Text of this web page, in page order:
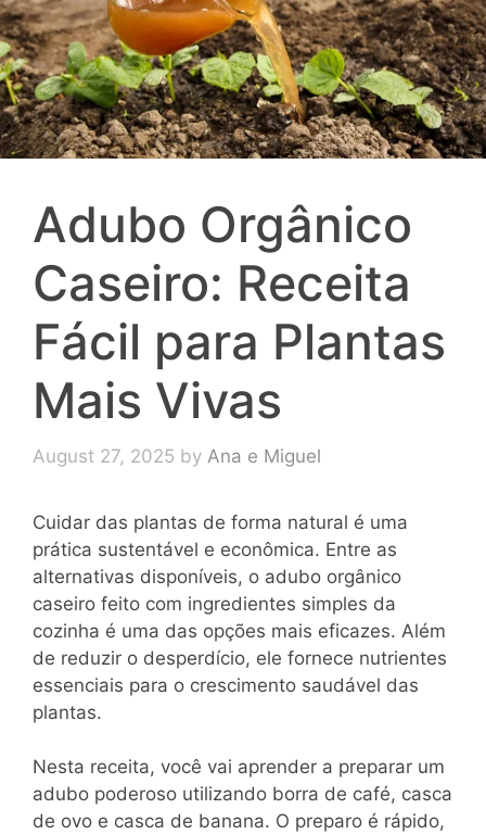
Adubo Orgânico
Caseiro: Receita
Fácil para Plantas
Mais Vivas
August 27, 2025 by Ana e Miguel
Cuidar das plantas de forma natural é uma
prática sustentável e econômica. Entre as
alternativas disponíveis, o adubo orgânico
caseiro feito com ingredientes simples da
cozinha é uma das opções mais eficazes. Além
de reduzir o desperdício, ele fornece nutrientes
essenciais para o crescimento saudável das
plantas.
Nesta receita, você vai aprender a preparar um
adubo poderoso utilizando borra de café, casca
de ovo e casca de banana. O preparo é rápido,